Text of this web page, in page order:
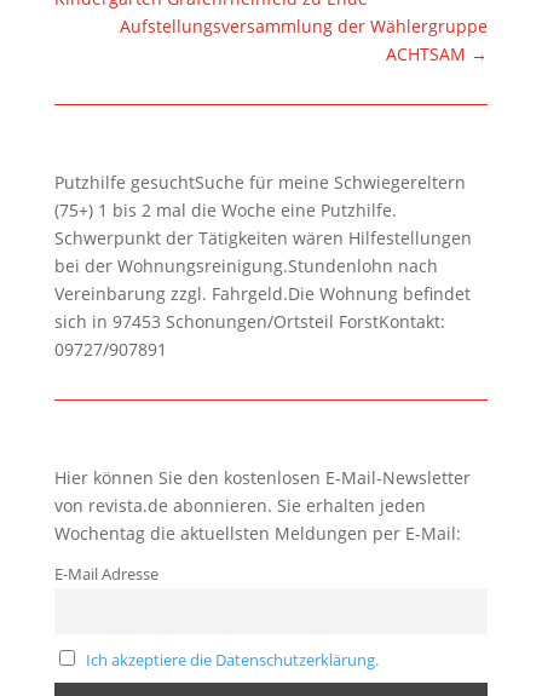
Aufstellungsversammlung der Wählergruppe
ACHTSAM →
Putzhilfe gesuchtSuche für meine Schwiegereltern
(75+) 1 bis 2 mal die Woche eine Putzhilfe.
Schwerpunkt der Tätigkeiten wären Hilfestellungen
bei der Wohnungsreinigung.Stundenlohn nach
Vereinbarung zzgl. Fahrgeld.Die Wohnung befindet
sich in 97453 Schonungen/Ortsteil ForstKontakt:
09727/907891
Hier können Sie den kostenlosen E-Mail-Newsletter
von revista.de abonnieren. Sie erhalten jeden
Wochentag die aktuellsten Meldungen per E-Mail:
E-Mail Adresse
Ich akzeptiere die Datenschutzerklärung.